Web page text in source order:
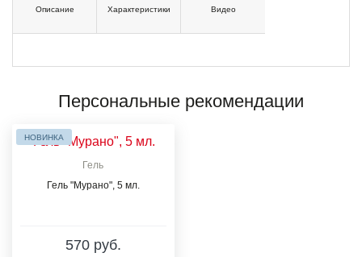
Описание Характеристики Видео
Персональные рекомендации
НОВИНКА
Гель
Гель "Мурано", 5 мл.
570 руб.